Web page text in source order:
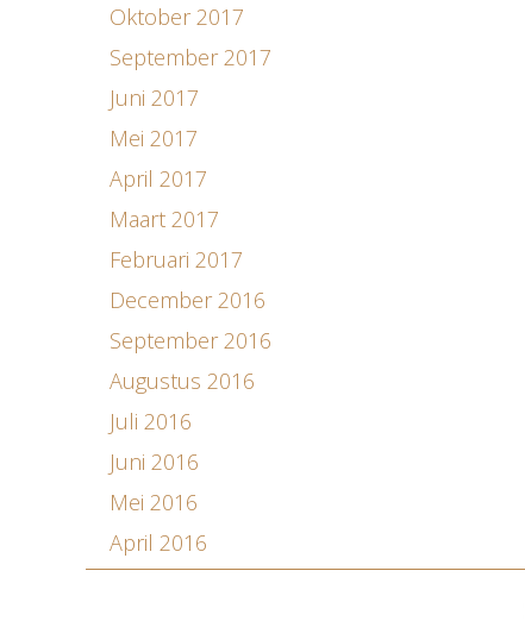
Oktober 2017
September 2017
Juni 2017
Mei 2017
April 2017
Maart 2017
Februari 2017
December 2016
September 2016
Augustus 2016
Juli 2016
Juni 2016
Mei 2016
April 2016